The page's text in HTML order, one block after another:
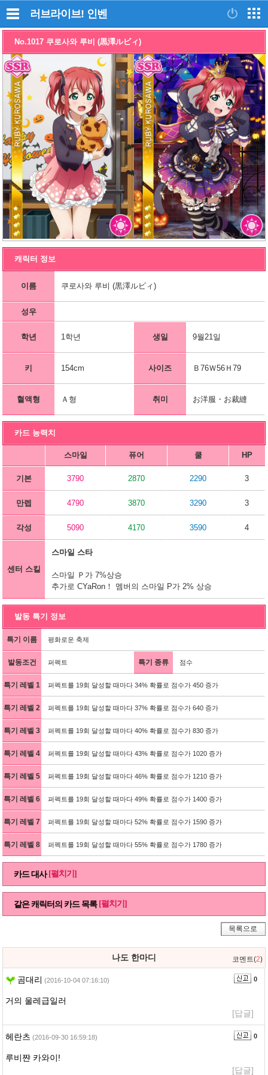
러브라이브! 인벤
No.1017 쿠로사와 루비 (黒澤ルビィ)
캐릭터 정보
이름 쿠로사와 루비 (黒澤ルビィ)
성우
학년 1학년 생일 9월21일
키 154cm 사이즈 Ｂ76Ｗ56Ｈ79
혈액형 Ａ형 취미 お洋服・お裁縫
카드 능력치
스마일 퓨어 쿨 HP
기본 3790 2870 2290 3
만렙 4790 3870 3290 3
각성 5090 4170 3590 4
센터 스킬
스마일 스타
스마일 Ｐ가 7%상승
추가로 CYaRon！ 멤버의 스마일 P가 2% 상승
발동 특기 정보
특기 이름 평화로운 축제
발동조건 퍼펙트 특기 종류 점수
특기 레벨 1 퍼펙트를 19회 달성할 때마다 34% 확률로 점수가 450 증가
특기 레벨 2 퍼펙트를 19회 달성할 때마다 37% 확률로 점수가 640 증가
특기 레벨 3 퍼펙트를 19회 달성할 때마다 40% 확률로 점수가 830 증가
특기 레벨 4 퍼펙트를 19회 달성할 때마다 43% 확률로 점수가 1020 증가
특기 레벨 5 퍼펙트를 19회 달성할 때마다 46% 확률로 점수가 1210 증가
특기 레벨 6 퍼펙트를 19회 달성할 때마다 49% 확률로 점수가 1400 증가
특기 레벨 7 퍼펙트를 19회 달성할 때마다 52% 확률로 점수가 1590 증가
특기 레벨 8 퍼펙트를 19회 달성할 때마다 55% 확률로 점수가 1780 증가
카드 대사 [펼치기]
같은 캐릭터의 카드 목록 [펼치기]
목록으로
나도 한마디 코멘트(2)
곰대리 (2016-10-04 07:16:10) 0
거의 울레급일러
[답글]
헤란츠 (2016-09-30 16:59:18) 0
루비쨘 카와이!
[답글]